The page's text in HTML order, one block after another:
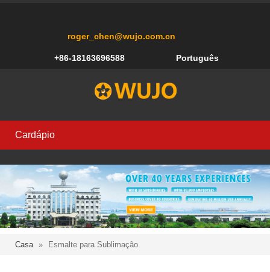
roger_chen@wujo.com.cn
+86-18163696588 Português
Cardápio
Casa » Esmalte para Sublimação